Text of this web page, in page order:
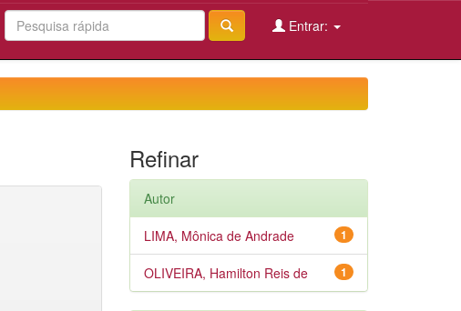
Entrar:
Refinar
Autor
1
LIMA, Mônica de Andrade
1
OLIVEIRA, Hamilton Reis de